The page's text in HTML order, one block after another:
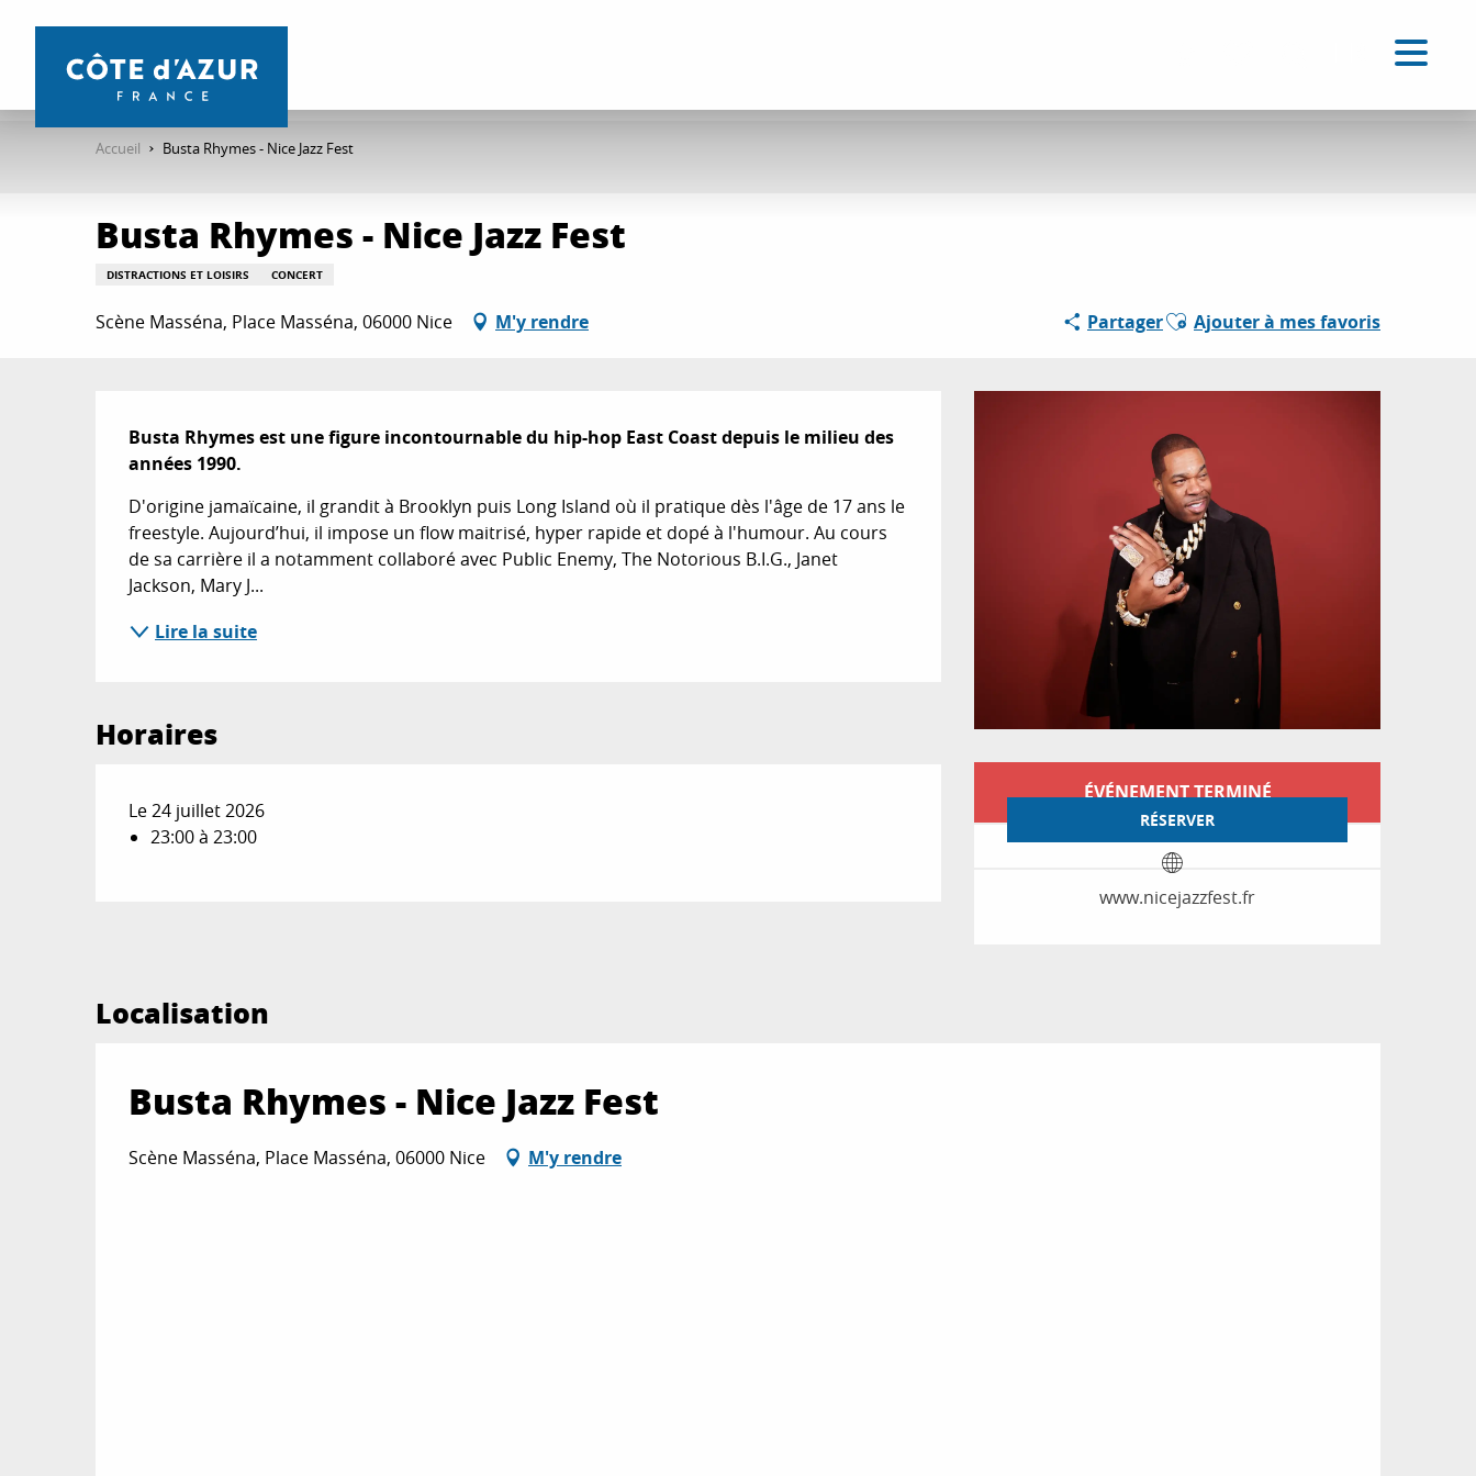
contenu
Accueil Busta Rhymes - Nice Jazz Fest
Busta Rhymes - Nice Jazz Fest
DISTRACTIONS ET LOISIRS CONCERT
Scène Masséna, Place Masséna, 06000 Nice M'y rendre PartagerAjouter aux favoris
Ajouter à mes favoris
Ouverture et
ÉVÉNEMENT TERMINÉ
RÉSERVER
www.nicejazzfest.fr
Description
Busta Rhymes est une figure incontournable du hip-hop East Coast depuis le milieu des
années 1990.
D'origine jamaïcaine, il grandit à Brooklyn puis Long Island où il pratique dès l'âge de 17 ans le
freestyle. Aujourd’hui, il impose un flow maitrisé, hyper rapide et dopé à l'humour. Au cours
de sa carrière il a notamment collaboré avec Public Enemy, The Notorious B.I.G., Janet
Jackson, Mary J...
Lire la suite
Horaires
Le 24 juillet 2026
23:00 à 23:00
Localisation
Busta Rhymes - Nice Jazz Fest
Scène Masséna, Place Masséna, 06000 Nice M'y rendre